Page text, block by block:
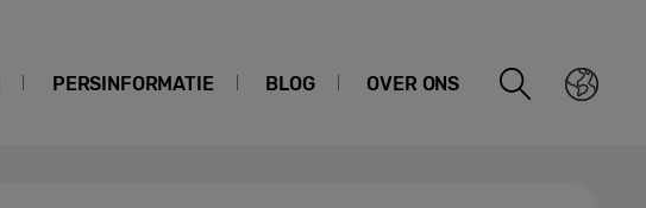
PERSINFORMATIE BLOG OVER ONS